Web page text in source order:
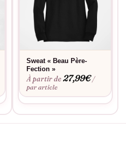
brise la glace naturellement
pas les contraintes
à tout votre dressing
son intensité dans le temps
familial unique
pour
sorties avec les beaux-
moments précieux du quotidien
Sweat « Beau Père-
Fection »
À partir de27,99€ /
par article